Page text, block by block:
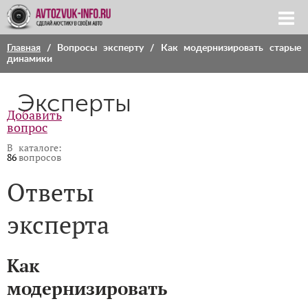
Главная / Вопросы эксперту / Как модернизировать старые
динамики
Эксперты
Добавить
вопрос
В каталоге:
86вопросов
Ответы
эксперта
Как
модернизировать